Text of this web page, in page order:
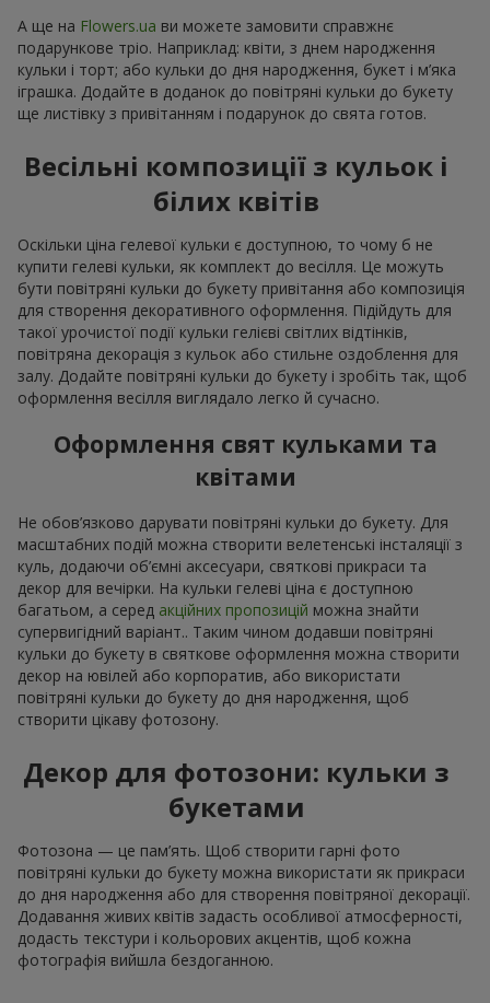
А ще на Flowers.ua ви можете замовити справжнє
подарункове тріо. Наприклад: квіти, з днем народження
кульки і торт; або кульки до дня народження, букет і м’яка
іграшка. Додайте в доданок до повітряні кульки до букету
ще листівку з привітанням і подарунок до свята готов.
Весільні композиції з кульок і
білих квітів
Оскільки ціна гелевої кульки є доступною, то чому б не
купити гелеві кульки, як комплект до весілля. Це можуть
бути повітряні кульки до букету привітання або композиція
для створення декоративного оформлення. Підійдуть для
такої урочистої події кульки гелієві світлих відтінків,
повітряна декорація з кульок або стильне оздоблення для
залу. Додайте повітряні кульки до букету і зробіть так, щоб
оформлення весілля виглядало легко й сучасно.
Оформлення свят кульками та
квітами
Не обов’язково дарувати повітряні кульки до букету. Для
масштабних подій можна створити велетенські інсталяції з
куль, додаючи об’ємні аксесуари, святкові прикраси та
декор для вечірки. На кульки гелеві ціна є доступною
багатьом, а серед акційних пропозицій можна знайти
супервигідний варіант.. Таким чином додавши повітряні
кульки до букету в святкове оформлення можна створити
декор на ювілей або корпоратив, або використати
повітряні кульки до букету до дня народження, щоб
створити цікаву фотозону.
Декор для фотозони: кульки з
букетами
Фотозона — це пам’ять. Щоб створити гарні фото
повітряні кульки до букету можна використати як прикраси
до дня народження або для створення повітряної декорації.
Додавання живих квітів задасть особливої атмосферності,
додасть текстури і кольорових акцентів, щоб кожна
фотографія вийшла бездоганною.